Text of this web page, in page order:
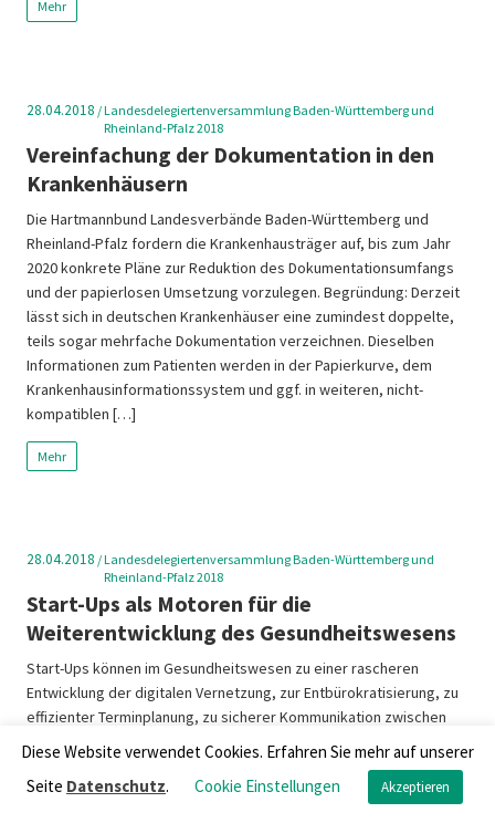
Mehr
28.04.2018 /Landesdelegiertenversammlung Baden-Württemberg und
Rheinland-Pfalz 2018
Vereinfachung der Dokumentation in den
Krankenhäusern
Die Hartmannbund Landesverbände Baden-Württemberg und
Rheinland-Pfalz fordern die Krankenhausträger auf, bis zum Jahr
2020 konkrete Pläne zur Reduktion des Dokumentationsumfangs
und der papierlosen Umsetzung vorzulegen. Begründung: Derzeit
lässt sich in deutschen Krankenhäuser eine zumindest doppelte,
teils sogar mehrfache Dokumentation verzeichnen. Dieselben
Informationen zum Patienten werden in der Papierkurve, dem
Krankenhausinformationssystem und ggf. in weiteren, nicht-
kompatiblen […]
Mehr
28.04.2018 /Landesdelegiertenversammlung Baden-Württemberg und
Rheinland-Pfalz 2018
Start-Ups als Motoren für die
Weiterentwicklung des Gesundheitswesens
Start-Ups können im Gesundheitswesen zu einer rascheren
Entwicklung der digitalen Vernetzung, zur Entbürokratisierung, zu
effizienter Terminplanung, zu sicherer Kommunikation zwischen
Arzt und Patient sowie zu einer Analyse von Datenbeständen und
zur Automatisierung von Routinevorgängen beitragen. Sie können
therapeutische Lösungen optimieren sowie Praxis und
Diese Website verwendet Cookies. Erfahren Sie mehr auf unserer
Seite Datenschutz. Cookie Einstellungen Akzeptieren